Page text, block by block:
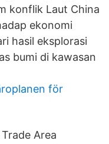
konflik Laut China
ekonomi
hasil eksplorasi
bumi di kawasan
för
Area